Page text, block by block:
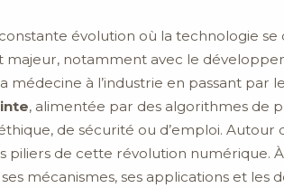
évolution où la technologie se
notamment avec le
médecine à l’industrie en passant par
, alimentée par des algorithmes de
de sécurité ou d’emploi.
piliers de cette révolution numérique.
mécanismes, ses applications et les